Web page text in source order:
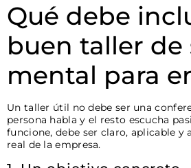
Qué debe
buen taller de
mental para
Un taller útil no debe ser una
persona habla y el resto escucha
funcione, debe ser claro, aplicable y
real de la empresa.